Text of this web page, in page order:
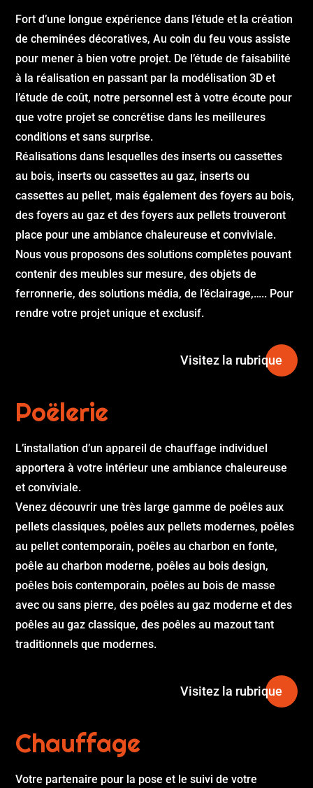
Fort d’une longue expérience dans l’étude et la création
de cheminées décoratives, Au coin du feu vous assiste
pour mener à bien votre projet. De l’étude de faisabilité
à la réalisation en passant par la modélisation 3D et
l’étude de coût, notre personnel est à votre écoute pour
que votre projet se concrétise dans les meilleures
conditions et sans surprise.
Réalisations dans lesquelles des inserts ou cassettes
au bois, inserts ou cassettes au gaz, inserts ou
cassettes au pellet, mais également des foyers au bois,
des foyers au gaz et des foyers aux pellets trouveront
place pour une ambiance chaleureuse et conviviale.
Nous vous proposons des solutions complètes pouvant
contenir des meubles sur mesure, des objets de
ferronnerie, des solutions média, de l’éclairage,….. Pour
rendre votre projet unique et exclusif.
Visitez la rubrique
Poëlerie
L’installation d’un appareil de chauffage individuel
apportera à votre intérieur une ambiance chaleureuse
et conviviale.
Venez découvrir une très large gamme de poêles aux
pellets classiques, poêles aux pellets modernes, poêles
au pellet contemporain, poêles au charbon en fonte,
poêle au charbon moderne, poêles au bois design,
poêles bois contemporain, poêles au bois de masse
avec ou sans pierre, des poêles au gaz moderne et des
poêles au gaz classique, des poêles au mazout tant
traditionnels que modernes.
Visitez la rubrique
Chauffage
Votre partenaire pour la pose et le suivi de votre